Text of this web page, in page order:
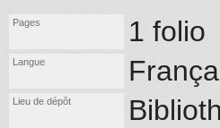
Pages 1 folio
Langue
Lieu de dépôt